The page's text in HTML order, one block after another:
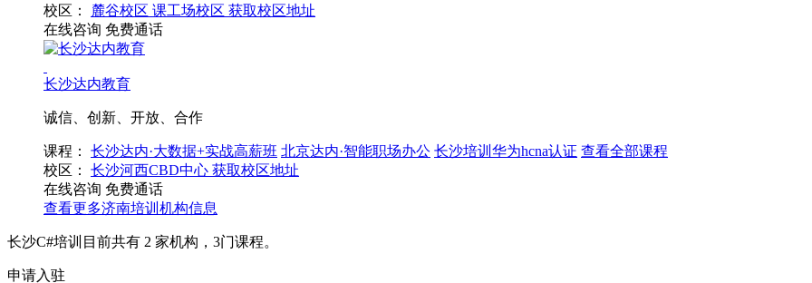
校区：
麓谷校区 课工场校区 获取校区地址
在线咨询 免费通话
长沙达内教育
诚信、创新、开放、合作
课程： 长沙达内·大数据+实战高薪班 北京达内·智能职场办公 长沙培训华为hcna认证 查看全部课程
校区：
长沙河西CBD中心 获取校区地址
在线咨询 免费通话
查看更多济南培训机构信息
长沙C#培训目前共有 2 家机构， 3门课程。
申请入驻